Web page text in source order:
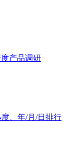
产品调研
、年/月/日排行